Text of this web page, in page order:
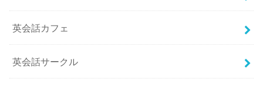
英会話カフェ
英会話サークル